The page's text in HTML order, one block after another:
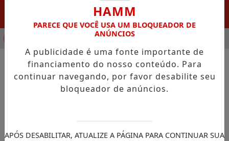
DESTAQUE EM PORTO GRANDE COM ATUAÇÃO VOLTADA
NOTÍCIAS/JUSTIÇA FEDERAL
Zanin decide que STF vai
sentenças no STJ
HAMM
PARECE QUE VOCÊ USA UM BLOQUEADOR DE
ANÚNCIOS
A publicidade é uma fonte importante de
financiamento do nosso conteúdo. Para
continuar navegando, por favor desabilite seu
bloqueador de anúncios.
APÓS DESABILITAR, ATUALIZE A PÁGINA PARA CONTINUAR SUA